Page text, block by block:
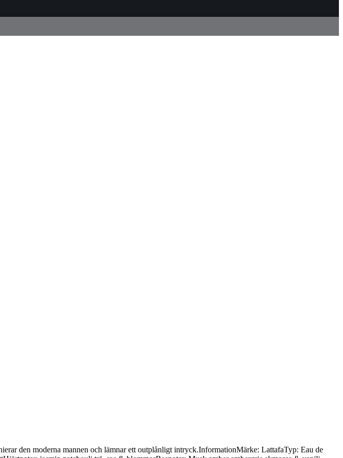
den moderna mannen och lämnar ett outplånligt intryck.InformationMärke: LattafaTyp: Eau de